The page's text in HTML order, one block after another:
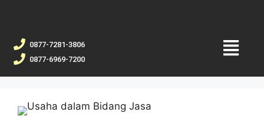
0877-7281-3806
0877-6969-7200